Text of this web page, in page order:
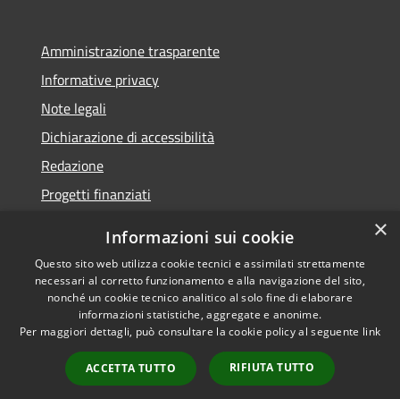
Amministrazione trasparente
Informative privacy
Note legali
Dichiarazione di accessibilità
Redazione
Progetti finanziati
RSS
Accessibilità
Privacy
Mappa del sito
Dichiarazione di
accessibilità• Copyright ©
2021 • Comune di Mirano
• Powered by
Municipium•
Accesso
redazione
×
Informazioni sui cookie
Questo sito web utilizza cookie tecnici e assimilati strettamente
necessari al corretto funzionamento e alla navigazione del sito,
nonché un cookie tecnico analitico al solo fine di elaborare
informazioni statistiche, aggregate e anonime.
Per maggiori dettagli, può consultare la cookie policy al seguente link
ACCETTA TUTTO RIFIUTA TUTTO